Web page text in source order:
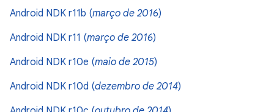
Android NDK r11b (março de 2016)
Android NDK r11 (março de 2016)
Android NDK r10e (maio de 2015)
Android NDK r10d (dezembro de 2014)